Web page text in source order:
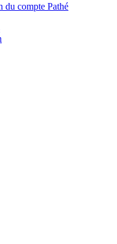
du compte Pathé